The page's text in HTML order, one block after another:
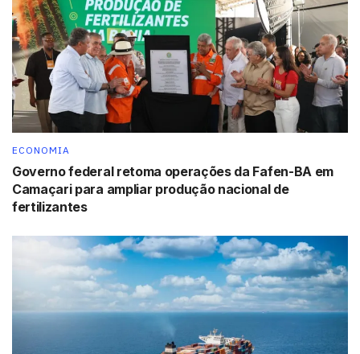
ECONOMIA
Governo federal retoma operações da Fafen-BA em
Camaçari para ampliar produção nacional de
fertilizantes